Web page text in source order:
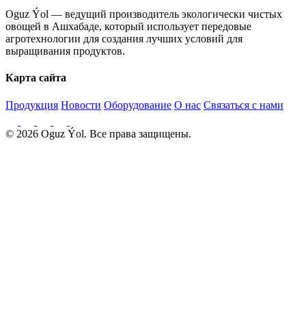
Oguz Ýol — ведущий производитель экологически чистых
овощей в Ашхабаде, который использует передовые
агротехнологии для создания лучших условий для
выращивания продуктов.
Карта сайта
Продукция Новости Оборудование О нас Связаться с нами
© 2026 Oguz Ýol. Все права защищены.